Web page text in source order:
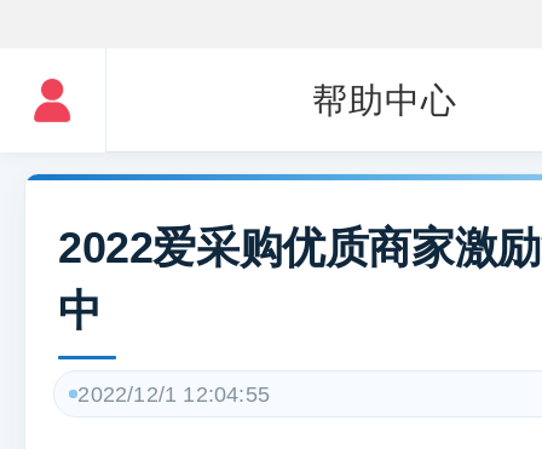
帮助中心
2022爱采购优质商家激
中
2022/12/1 12:04:55